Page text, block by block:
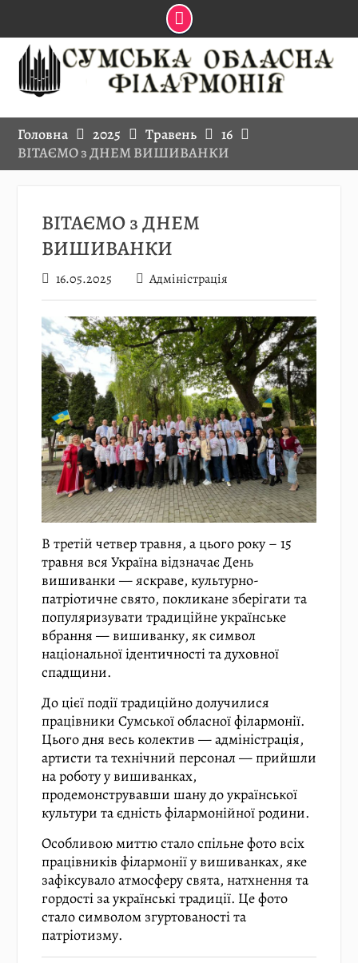
Skip
content
Головна 2025 Травень
16
ВІТАЄМО з ДНЕМ ВИШИВАНКИ
ВІТАЄМО з ДНЕМ
ВИШИВАНКИ
16.05.2025 Адміністрація
В третій четвер травня, а цього року – 15
травня вся Україна відзначає День
вишиванки — яскраве, культурно-
патріотичне свято, покликане зберігати та
популяризувати традиційне українське
вбрання — вишиванку, як символ
національної ідентичності та духовної
спадщини.
До цієї події традиційно долучилися
працівники Сумської обласної філармонії.
Цього дня весь колектив — адміністрація,
артисти та технічний персонал — прийшли
на роботу у вишиванках,
продемонструвавши шану до української
культури та єдність філармонійної родини.
Особливою миттю стало спільне фото всіх
працівників філармонії у вишиванках, яке
зафіксувало атмосферу свята, натхнення та
гордості за українські традиції. Це фото
стало символом згуртованості та
патріотизму.